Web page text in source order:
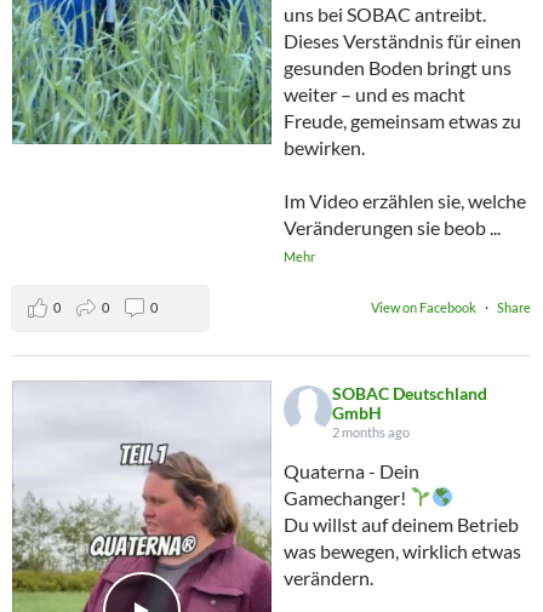
uns bei SOBAC antreibt.
Dieses Verständnis für einen
gesunden Boden bringt uns
weiter – und es macht
Freude, gemeinsam etwas zu
bewirken.
Im Video erzählen sie, welche
Veränderungen sie beob
Mehr
View on Facebook · Share
0 0 0
SOBAC Deutschland
GmbH
2 months ago
Quaterna - Dein
Gamechanger!
Du willst auf deinem Betrieb
was bewegen, wirklich etwas
verändern.